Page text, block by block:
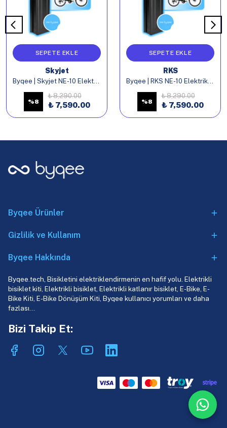
SEPETE EKLE
Skyjet
Byqee | Skyjet NE-10 Elektrikli Bisiklet Batarya
%8
₺ 8,290.00
₺ 7,590.00
SEPETE EKLE
RKS
Byqee | RKS NE-10 Elektrikli Bisiklet Batarya
%8
₺ 8,290.00
₺ 7,590.00
Byqee Ürünler
Gizlilik ve Kullanım
Byqee Hakkında
Byqee.tech, Bisikletini elektriklendirmenin en hafif yolu. Elektrikli
bisiklet kiti, Elektrikli bisiklet, Elektrikli katlanır bisiklet, E-Bike, E-
Bike Kiti, E-Bike Dönüşüm Kiti, Byqee kullanıcı yorumları ve daha
fazlası…
Bizi Takip Et: